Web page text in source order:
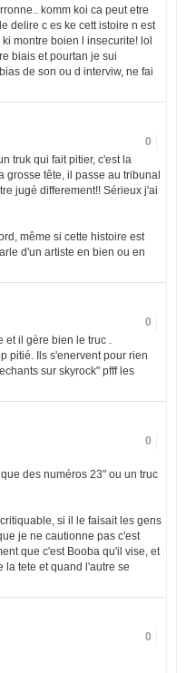
komm koi ca peut etre
delire c es ke cett istoire n est
montre boien l insecurite! lol
biais et pourtan je sui
de son ou d interviw, ne fai
0
truk qui fait pitier, c'est la
grosse tête, il passe au tribunal
jugé differement!! Sérieux j'ai
même si cette histoire est
d'un artiste en bien ou en
0
il gère bien le truc .
pitié. Ils s'enervent pour rien
sur skyrock" pfff les
0
des numéros 23" ou un truc
si il le faisait les gens
je ne cautionne pas c'est
que c'est Booba qu'il vise, et
la tete et quand l'autre se
0